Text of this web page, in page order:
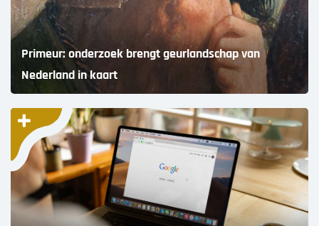
Primeur: onderzoek brengt geurlandschap van
Nederland in kaart